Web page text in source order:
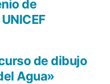
de dibujo
Agua»
de